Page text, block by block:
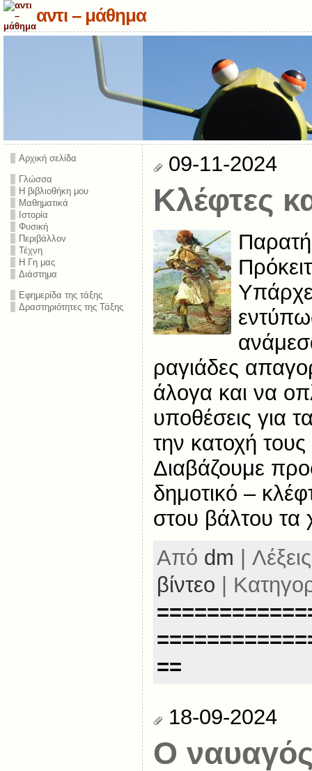
αντι – μάθημα
Αρχική σελίδα
Γλώσσα
Η βιβλιοθήκη μου
Μαθηματικά
Ιστορία
Φυσική
Περιβάλλον
Τέχνη
Η Γη μας
Διάστημα
Εφημερίδα της τάξης
Δραστηριότητες της Τάξης
09-11-2024
Κλέφτες
ραγιάδες
άλογα και να
υποθέσεις για
την κατοχή
Διαβάζουμε
δημοτικό –
στου βάλτου
Από dm |
βίντεο |
==
18-09-2024
O